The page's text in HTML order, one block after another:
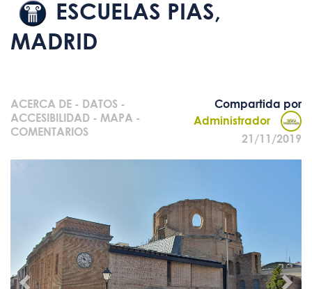
ESCUELAS PIAS,
MADRID
ACERCA DE - DATOS -
ACCESIBILIDAD - MAPA -
COMENTARIOS
Compartida por
Administrador
21/11/2019